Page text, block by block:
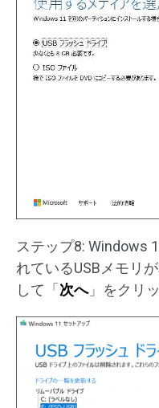
ステップ8: Windows
れているUSBメモリ
して「 次へ」をクリ